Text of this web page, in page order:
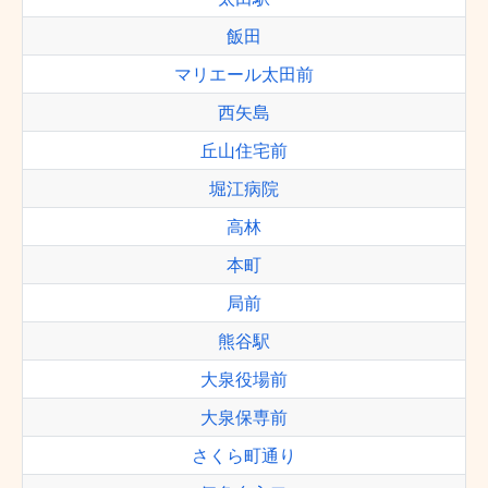
飯田
マリエール太田前
西矢島
丘山住宅前
堀江病院
高林
本町
局前
熊谷駅
大泉役場前
大泉保専前
さくら町通り